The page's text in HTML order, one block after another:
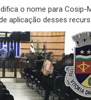
o nome para Cosip-
aplicação desses